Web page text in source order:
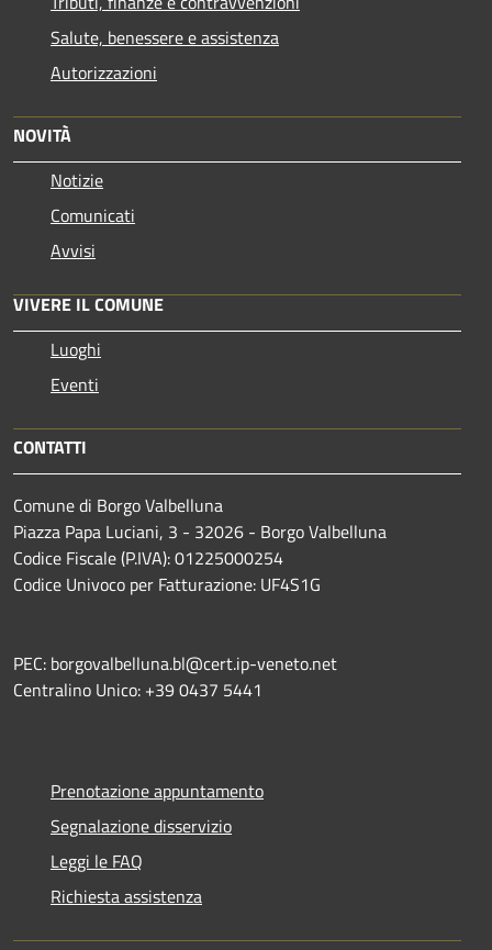
Salute, benessere e assistenza
Autorizzazioni
NOVITÀ
Notizie
Comunicati
Avvisi
VIVERE IL COMUNE
Luoghi
Eventi
CONTATTI
Comune di Borgo Valbelluna
Piazza Papa Luciani, 3 - 32026 - Borgo Valbelluna
Codice Fiscale (P.IVA): 01225000254
Codice Univoco per Fatturazione: UF4S1G
PEC: borgovalbelluna.bl@cert.ip-veneto.net
Centralino Unico: +39 0437 5441
Prenotazione appuntamento
Segnalazione disservizio
Leggi le FAQ
Richiesta assistenza